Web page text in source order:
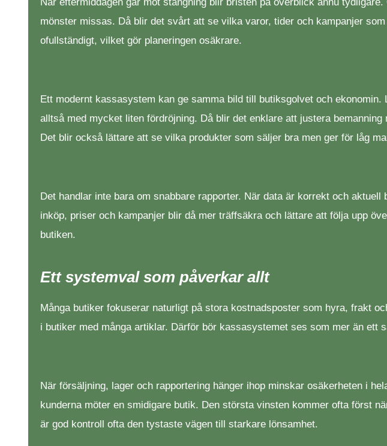
mönster missas. Då blir det svårt att se vilka varor, tider och kampanjer
ofullständigt, vilket gör planeringen osäkrare.
Ett modernt kassasystem kan ge samma bild till butiksgolvet och
alltså med mycket liten fördröjning. Då blir det enklare att justera
Det blir också lättare att se vilka produkter som säljer bra men ger för låg
Det handlar inte bara om snabbare rapporter. När data är korrekt och
inköp, priser och kampanjer blir då mer träffsäkra och lättare att följa upp
butiken.
Ett systemval som påverkar allt
Många butiker fokuserar naturligt på stora kostnadsposter som hyra, frakt
i butiker med många artiklar. Därför bör kassasystemet ses som mer än
När försäljning, lager och rapportering hänger ihop minskar osäkerheten i
kunderna möter en smidigare butik. Den största vinsten kommer ofta först
är god kontroll ofta den tystaste vägen till starkare lönsamhet.